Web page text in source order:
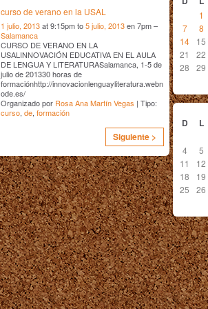
curso de verano en la USAL
1 julio, 2013at 9:15pm to5 julio, 2013en 7pm –
Salamanca
CURSO DE VERANO EN LA
USALINNOVACIÓN EDUCATIVA EN EL AULA
DE LENGUA Y LITERATURASalamanca, 1-5 de
julio de 201330 horas de
formaciónhttp://innovacionlenguayliteratura.webn
ode.es/
Organizado por Rosa Ana Martín Vegas | Tipo:
curso, de, formación
Siguiente >
1
7
8
14
15
21
22
28
29
D L
4
5
11
12
18
19
25
26